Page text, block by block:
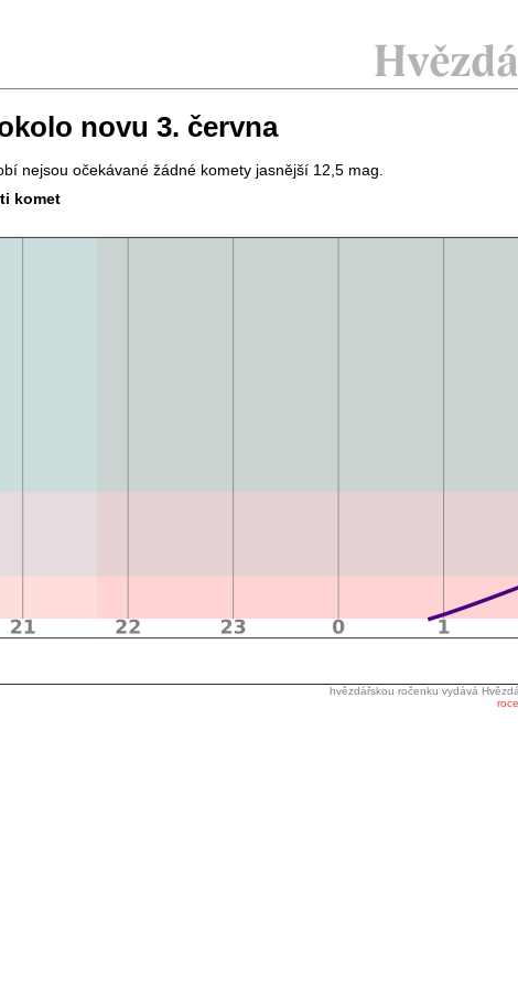
novu 3. června
nejsou očekávané žádné komety jasnější 12,5 mag.
komet
hvězdářskou ročenku vydává